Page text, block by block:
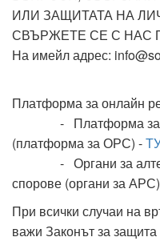
ИЛИ ЗАЩИТАТА НА
СВЪРЖЕТЕ СЕ С НАС
На имейл адрес:
Платформа за онлайн
- Платформа за
(платформа за ОРС) -
- Органи за
спорове (органи за
При всички случаи на
важи Законът за защита